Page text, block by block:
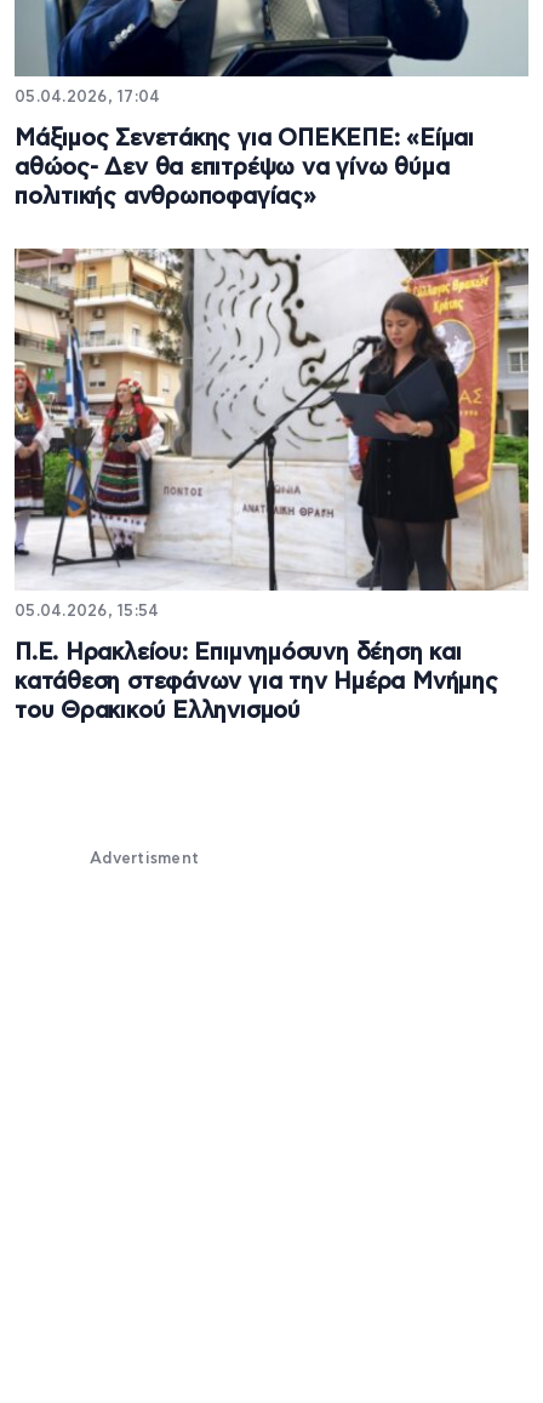
05.04.2026, 17:04
Μάξιμος Σενετάκης για ΟΠΕΚΕΠΕ: «Είμαι
αθώος- Δεν θα επιτρέψω να γίνω θύμα
πολιτικής ανθρωποφαγίας»
05.04.2026, 15:54
Π.Ε. Ηρακλείου: Επιμνημόσυνη δέηση και
κατάθεση στεφάνων για την Ημέρα Μνήμης
του Θρακικού Ελληνισμού
Advertisment